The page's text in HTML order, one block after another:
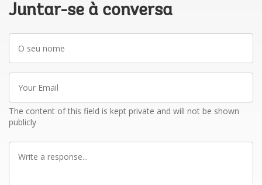
Juntar-se à conversa
seu
Email
The content of this field is kept private and will not be shown
publicly